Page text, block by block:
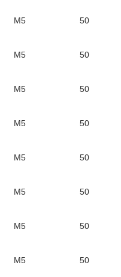
М5 50
М5 50
М5 50
М5 50
М5 50
М5 50
М5 50
М5 50